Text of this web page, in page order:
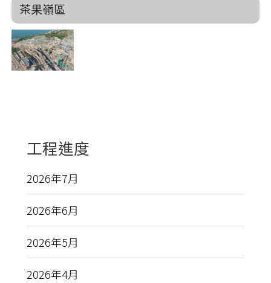
茶果嶺區
工程進度
2026年7月
2026年6月
2026年5月
2026年4月